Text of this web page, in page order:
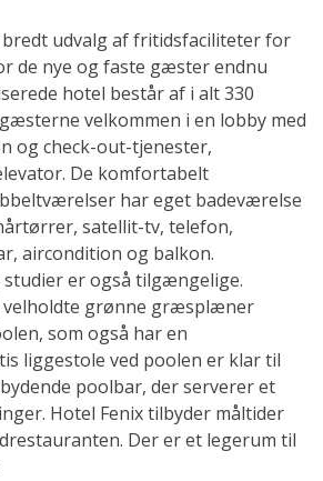
udvalg af fritidsfaciliteter for
de nye og faste gæster endnu
hotel består af i alt 330
velkommen i en lobby med
og check-out-tjenester,
De komfortabelt
har eget badeværelse
satellit-tv, telefon,
aircondition og balkon.
er også tilgængelige.
velholdte grønne græsplæner
som også har en
liggestole ved poolen er klar til
poolbar, der serverer et
Hotel Fenix ​​tilbyder måltider
Der er et legerum til